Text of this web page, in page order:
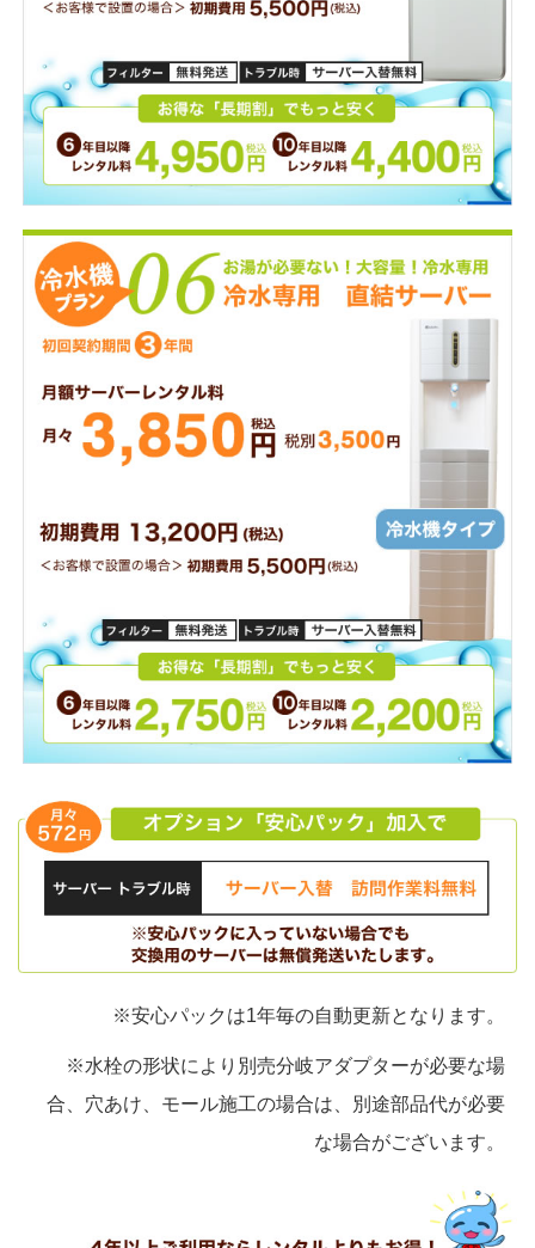
※安心パックは1年毎の自動更新となります。
※水栓の形状により別売分岐アダプターが必要な場
合、穴あけ、モール施工の場合は、別途部品代が必要
な場合がございます。